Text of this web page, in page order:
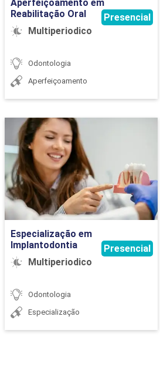
Aperfeiçoamento em
Reabilitação Oral
Multiperiodico
Presencial
Odontologia
Aperfeiçoamento
Especialização em
Implantodontia
Multiperiodico
Presencial
Odontologia
Especialização
Especialização em
Implantodontia
Detalhes do curso
Ir para Inscrição